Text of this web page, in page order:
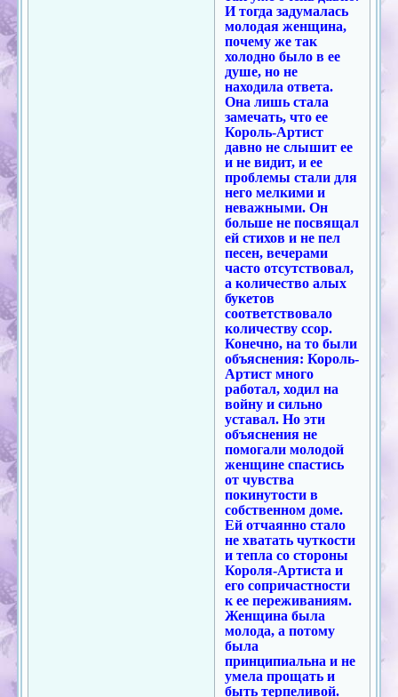
И тогда задумалась
молодая женщина,
почему же так
холодно было в ее
душе, но не
находила ответа.
Она лишь стала
замечать, что ее
Король-Артист
давно не слышит ее
и не видит, и ее
проблемы стали для
него мелкими и
неважными. Он
больше не посвящал
ей стихов и не пел
песен, вечерами
часто отсутствовал,
а количество алых
букетов
соответствовало
количеству ссор.
Конечно, на то были
объяснения: Король-
Артист много
работал, ходил на
войну и сильно
уставал. Но эти
объяснения не
помогали молодой
женщине спастись
от чувства
покинутости в
собственном доме.
Ей отчаянно стало
не хватать чуткости
и тепла со стороны
Короля-Артиста и
его сопричастности
к ее переживаниям.
Женщина была
молода, а потому
была
принципиальна и не
умела прощать и
быть терпеливой.